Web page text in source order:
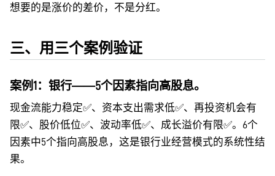
想要的是涨价的差价，不是分红。
三、用三个案例验证
案例1：银行——5个因素指向高股息。
现金流能力稳定✅、资本支出需求低✅、再投资机会有
限✅、股价低位✅、波动率低✅、成长溢价有限✅。6个
因素中5个指向高股息，这是银行业经营模式的系统性结
果。